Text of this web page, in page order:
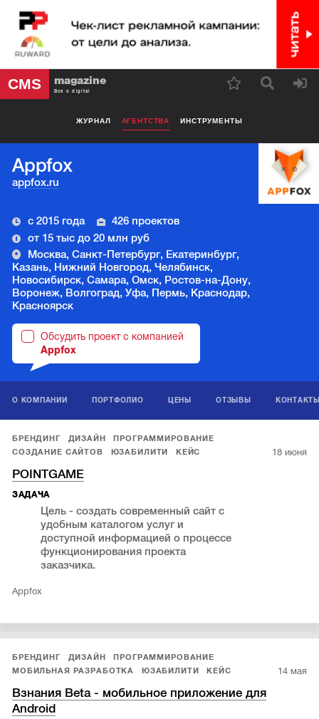
CMS magazine
Все о digital
ЖУРНАЛ АГЕНТСТВА ИНСТРУМЕНТЫ
Appfox
appfox.ru
с 2015 года
426 проектов
от 15 тыс до 20 млн руб
Москва, Санкт-Петербург, Екатеринбург,
Казань, Нижний Новгород, Челябинск,
Новосибирск, Самара, Омск, Ростов-на-Дону,
Воронеж, Волгоград, Уфа, Пермь, Краснодар,
Красноярск
Обсудить проект с компанией
Appfox
О КОМПАНИИ ПОРТФОЛИО ЦЕНЫ ОТЗЫВЫ
БРЕНДИНГ ДИЗАЙН
ПРОГРАММИРОВАНИЕ
СОЗДАНИЕ САЙТОВ
ЮЗАБИЛИТИ КЕЙС 18 июня
POINTGAME
ЗАДАЧА
Цель - создать современный сайт с
удобным каталогом услуг и
доступной информацией о процессе
функционирования проекта
заказчика.
Appfox
БРЕНДИНГ ДИЗАЙН
ПРОГРАММИРОВАНИЕ
МОБИЛЬНАЯ РАЗРАБОТКА
ЮЗАБИЛИТИ КЕЙС 14 мая
Взнания Beta - мобильное приложение для
Android